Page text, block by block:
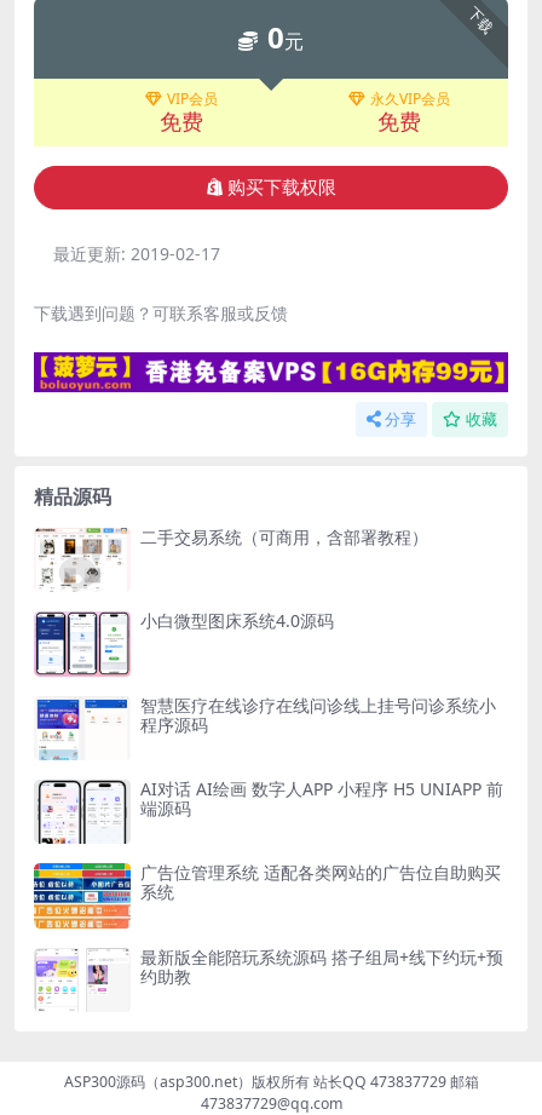
下载
0元
VIP会员
免费
永久VIP会员
免费
购买下载权限
最近更新: 2019-02-17
下载遇到问题？可联系客服或反馈
分享 收藏
精品源码
二手交易系统（可商用，含部署教程）
小白微型图床系统4.0源码
智慧医疗在线诊疗在线问诊线上挂号问诊系统小
程序源码
AI对话 AI绘画 数字人APP 小程序 H5 UNIAPP 前
端源码
广告位管理系统 适配各类网站的广告位自助购买
系统
最新版全能陪玩系统源码 搭子组局+线下约玩+预
约助教
ASP300源码（asp300.net）版权所有 站长QQ 473837729 邮箱
473837729@qq.com